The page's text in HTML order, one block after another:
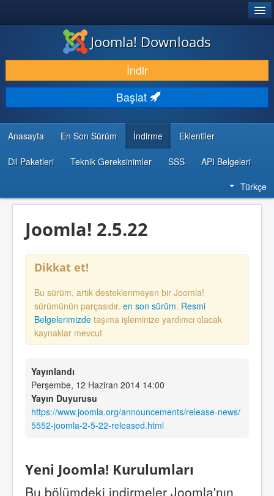
İNDIR & GENIŞLET
KEŞFET & ÖĞREN
TOPLULUK & DESTEK
GELIŞTIRICI KAYNAKLARI
Joomla! Downloads
İndir
Başlat
Anasayfa En Son Sürüm İndirme Eklentiler
Dil Paketleri Teknik Gereksinimler SSS API Belgeleri
Türkçe
Joomla! 2.5.22
Dikkat et!
Bu sürüm, artık desteklenmeyen bir Joomla!
sürümünün parçasıdır. en son sürüm. Resmi
Belgelerimizde taşıma işleminize yardımcı olacak
kaynaklar mevcut
Yayınlandı
Perşembe, 12 Haziran 2014 14:00
Yayın Duyurusu
https://www.joomla.org/announcements/release-news/
5552-joomla-2-5-22-released.html
Yeni Joomla! Kurulumları
Bu bölümdeki indirmeler Joomla'nın